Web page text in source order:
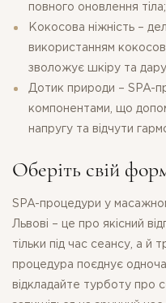
повного оновлення тіла;
Кокосова ніжність –
використанням
зволожує шкіру та
Дотик природи – SPA-
компонентами, що
напругу та відчути
Оберіть свій
SPA-процедури у
Львові – це про якісний
тільки під час сеансу, а й
процедура поєднує
відкладайте турботу про